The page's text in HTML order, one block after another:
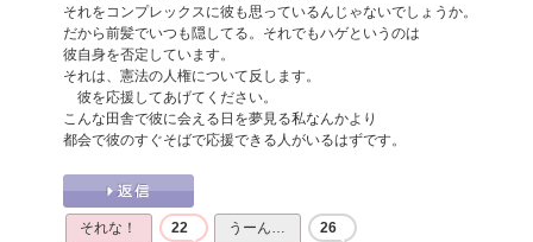
それをコンプレックスに彼も思っているんじゃないでしょうか。
だから前髪でいつも隠してる。それでもハゲというのは
彼自身を否定しています。
それは、憲法の人権について反します。
彼を応援してあげてください。
こんな田舎で彼に会える日を夢見る私なんかより
都会で彼のすぐそばで応援できる人がいるはずです。
それな！ 22 うーん… 26